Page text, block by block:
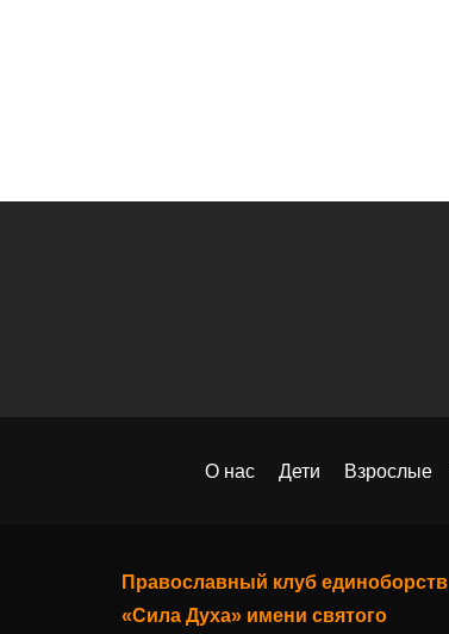
О нас Дети Взрослые
Православный клуб единоборств
«Сила Духа» имени святого